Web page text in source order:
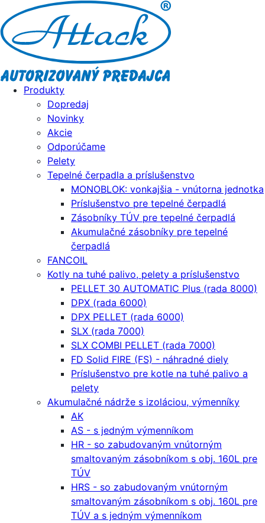
Produkty
Dopredaj
Novinky
Akcie
Odporúčame
Pelety
Tepelné čerpadla a príslušenstvo
MONOBLOK: vonkajšia - vnútorna jednotka
Príslušenstvo pre tepelné čerpadlá
Zásobníky TÚV pre tepelné čerpadlá
Akumulačné zásobníky pre tepelné
čerpadlá
FANCOIL
Kotly na tuhé palivo, pelety a príslušenstvo
PELLET 30 AUTOMATIC Plus (rada 8000)
DPX (rada 6000)
DPX PELLET (rada 6000)
SLX (rada 7000)
SLX COMBI PELLET (rada 7000)
FD Solid FIRE (FS) - náhradné diely
Príslušenstvo pre kotle na tuhé palivo a
pelety
Akumulačné nádrže s izoláciou, výmenníky
AK
AS - s jedným výmenníkom
HR - so zabudovaným vnútorným
smaltovaným zásobníkom s obj. 160L pre
TÚV
HRS - so zabudovaným vnútorným
smaltovaným zásobníkom s obj. 160L pre
TÚV a s jedným výmenníkom